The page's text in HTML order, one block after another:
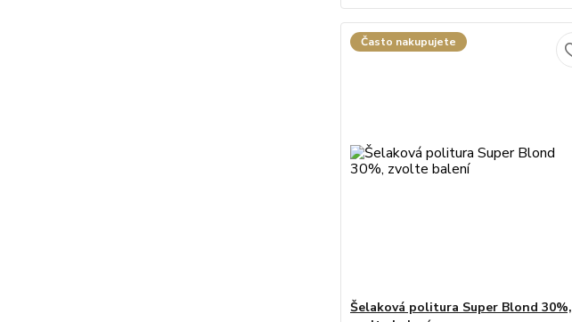
Často nakupujete
Šelaková politura Super Blond 30%,